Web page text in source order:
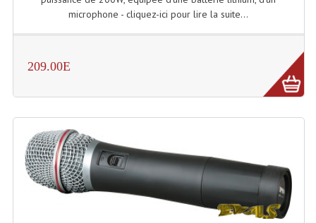
Flight Cases Platine Disque. Lecteurs CD
Flight-Case Pour Contrôleur DJ
Malle Flight Multi-Usage
Meubles DJ
Rack 19" PRO Betonex
microphone - cliquez-ici pour lire la suite...
209.00E